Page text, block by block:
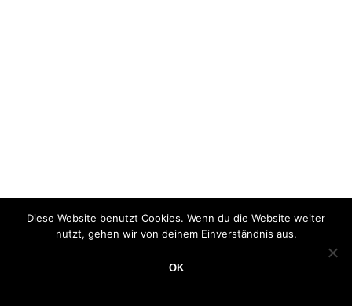
Diese Website benutzt Cookies. Wenn du die Website weiter
nutzt, gehen wir von deinem Einverständnis aus.
OK